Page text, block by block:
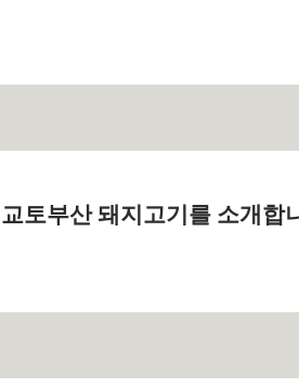
토부산 돼지고기를 소개합